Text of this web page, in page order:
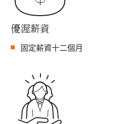
優渥薪資
固定薪資十二個月